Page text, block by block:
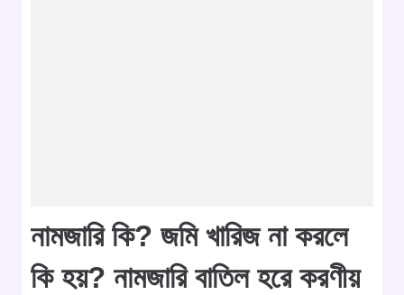
নামজারি কি? জমি খারিজ না করলে
কি হয়? নামজারি বাতিল হরে করণীয়